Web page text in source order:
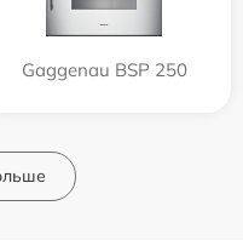
Gaggenau BSP 250